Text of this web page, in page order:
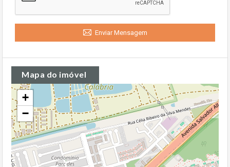
Enviar Mensagem
Mapa do imóvel
+
−